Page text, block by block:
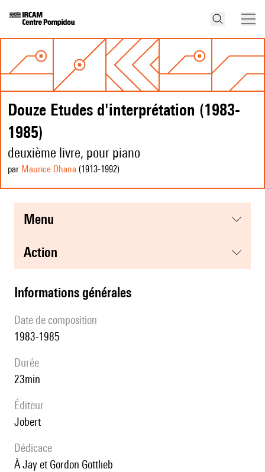
Douze Etudes d'interprétation (1983-
1985)
deuxième livre, pour piano
par Maurice Ohana (1913-1992)
menu
action
informations générales
date de composition
1983-1985
durée
23min
éditeur
Jobert
Dédicace
à Jay et Gordon Gottlieb